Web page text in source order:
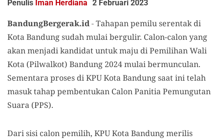
Penulis Iman Herdiana 2 Februari 2023
BandungBergerak.id-Tahapan pemilu serentak di
Kota Bandung sudah mulai bergulir. Calon-calon yang
akan menjadi kandidat untuk maju di Pemilihan Wali
Kota (Pilwalkot) Bandung 2024 mulai bermunculan.
Sementara proses di KPU Kota Bandung saat ini telah
masuk tahap pembentukan Calon Panitia Pemungutan
Suara (PPS).
Dari sisi calon pemilih, KPU Kota Bandung merilis